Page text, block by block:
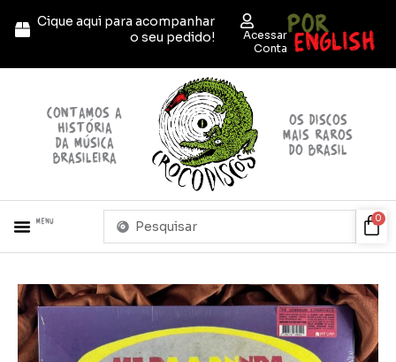
para
conteúdo
Cique aqui para acompanhar
o seu pedido!
Acessar
Conta
POR
ENGLISH
contamos a
história
da música
brasileira
OS discos
mais raros
do brasil
Menu
Pesquisar
0